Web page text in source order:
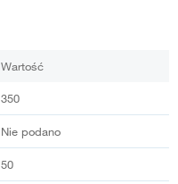
Wartość
350
Nie podano
50